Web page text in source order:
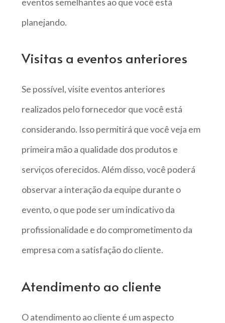
planejando.
Visitas a eventos anteriores
Se possível, visite eventos anteriores
realizados pelo fornecedor que você está
considerando. Isso permitirá que você veja em
primeira mão a qualidade dos produtos e
serviços oferecidos. Além disso, você poderá
observar a interação da equipe durante o
evento, o que pode ser um indicativo da
profissionalidade e do comprometimento da
empresa com a satisfação do cliente.
Atendimento ao cliente
O atendimento ao cliente é um aspecto